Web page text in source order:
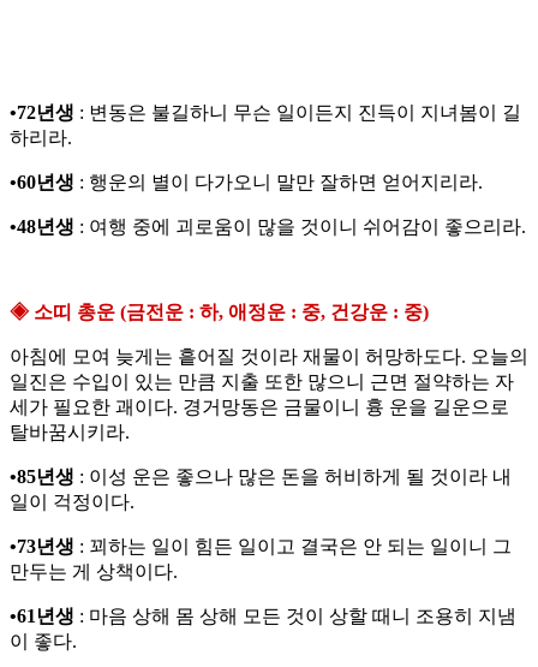
•72년생 : 변동은 불길하니 무슨 일이든지 진득이 지녀봄이 길
하리라.
•60년생 : 행운의 별이 다가오니 말만 잘하면 얻어지리라.
•48년생 : 여행 중에 괴로움이 많을 것이니 쉬어감이 좋으리라.
◈ 소띠 총운 (금전운 : 하, 애정운 : 중, 건강운 : 중)
아침에 모여 늦게는 흩어질 것이라 재물이 허망하도다. 오늘의
일진은 수입이 있는 만큼 지출 또한 많으니 근면 절약하는 자
세가 필요한 괘이다. 경거망동은 금물이니 흉 운을 길운으로
탈바꿈시키라.
•85년생 : 이성 운은 좋으나 많은 돈을 허비하게 될 것이라 내
일이 걱정이다.
•73년생 : 꾀하는 일이 힘든 일이고 결국은 안 되는 일이니 그
만두는 게 상책이다.
•61년생 : 마음 상해 몸 상해 모든 것이 상할 때니 조용히 지냄
이 좋다.